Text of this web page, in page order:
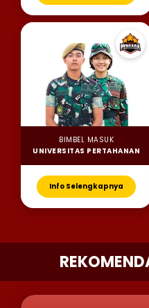
BIMBEL MASUK
UNIVERSITAS PERTAHANAN
Info Selengkapnya